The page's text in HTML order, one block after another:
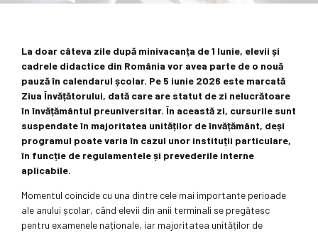
La doar câteva zile după minivacanța de 1 Iunie, elevii și
cadrele didactice din România vor avea parte de o nouă
pauză în calendarul școlar. Pe 5 iunie 2026 este marcată
Ziua Învățătorului, dată care are statut de zi nelucrătoare
în învățământul preuniversitar. În această zi, cursurile sunt
suspendate în majoritatea unităților de învățământ, deși
programul poate varia în cazul unor instituții particulare,
în funcție de regulamentele și prevederile interne
aplicabile.
Momentul coincide cu una dintre cele mai importante perioade
ale anului școlar, când elevii din anii terminali se pregătesc
pentru examenele naționale, iar majoritatea unităților de